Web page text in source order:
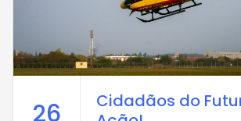
26
Cidadãos do